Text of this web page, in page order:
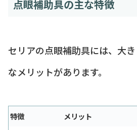
点眼補助具の主な特徴
セリアの点眼補助具には、大
なメリットがあります。
特徴
メリット